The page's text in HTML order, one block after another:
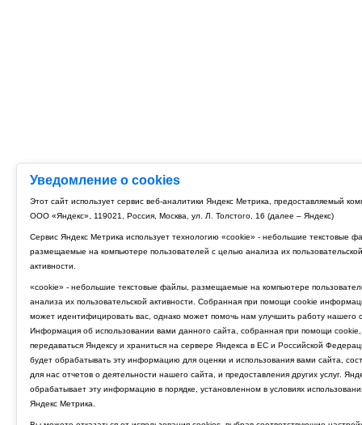
Уведомление о cookies
Этот сайт использует сервис веб-аналитики Яндекс Метрика, предоставляемый
ООО «Яндекс», 119021, Россия, Москва, ул. Л. Толстого, 16 (далее – Яндекс)
Сервис Яндекс Метрика использует технологию «cookie» - небольшие текстовые
размещаемые на компьютере пользователей с целью анализа их пользовательской
активности.
«cookie» - небольшие текстовые файлы, размещаемые на компьютере
анализа их пользовательской активности. Собранная при помощи cookie
может идентифицировать вас, однако может помочь нам улучшить работу нашего
Информация об использовании вами данного сайта, собранная при помощи cookie,
передаваться Яндексу и храниться на сервере Яндекса в ЕС и Российской
будет обрабатывать эту информацию для оценки и использования вами сайта,
для нас отчетов о деятельности нашего сайта, и предоставления других услуг.
обрабатывает эту информацию в порядке, установленном в условиях
Яндекс Метрика.